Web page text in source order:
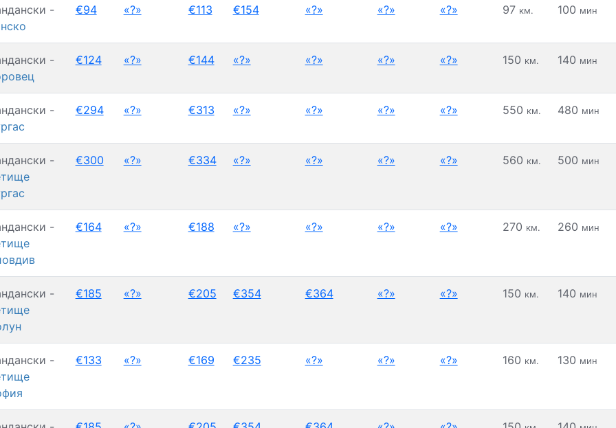
-
€94 «?» €113 €154 «?» «?» «?» 97 км. 100 мин
-
€124 «?» €144 «?» «?» «?» «?» 150 км. 140 мин
-
€294 «?» €313 «?» «?» «?» «?» 550 км. 480 мин
-
€300 «?» €334 «?» «?» «?» «?» 560 км. 500 мин
-
€164 «?» €188 «?» «?» «?» «?» 270 км. 260 мин
-
€185 «?» €205 €354 €364 «?» «?» 150 км. 140 мин
-
€133 «?» €169 €235 «?» «?» «?» 160 км. 130 мин